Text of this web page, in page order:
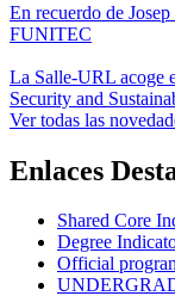
En recuerdo de
FUNITEC
La Salle-URL acoge
Security and
Ver todas las
Enlaces
Shared Core
Degree
Official